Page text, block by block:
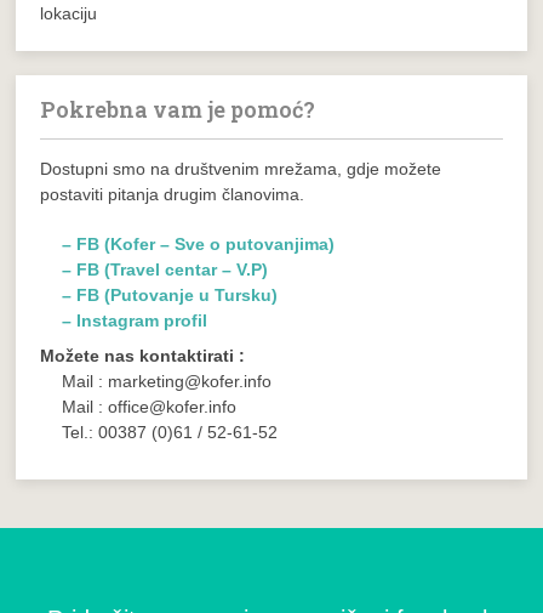
lokaciju
Pokrebna vam je pomoć?
Dostupni smo na društvenim mrežama, gdje možete
postaviti pitanja drugim članovima.
– FB (Kofer – Sve o putovanjima)
– FB (Travel centar – V.P)
– FB (Putovanje u Tursku)
– Instagram profil
Možete nas kontaktirati :
Mail : marketing@kofer.info
Mail : office@kofer.info
Tel.: 00387 (0)61 / 52-61-52